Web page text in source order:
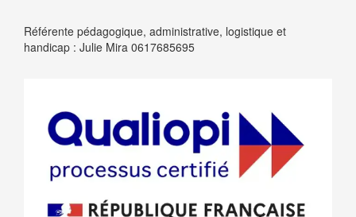
Référente pédagogique, administrative, logistique et
handicap : Julie Mira 0617685695